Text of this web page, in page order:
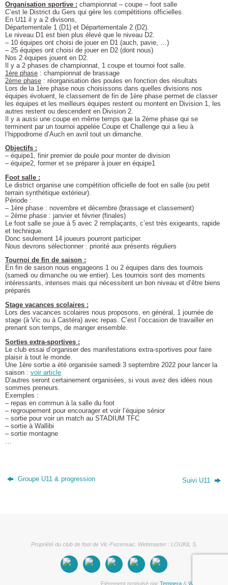
Organisation sportive : championnat – coupe – foot salle
C’est le District du Gers qui gère les compétitions officielles.
En U11 il y a 2 divisons,
Départementale 1 (D1) et Départementale 2 (D2).
Le niveau D1 est bien plus élevé que le niveau D2.
– 10 équipes ont choisi de jouer en D1 (auch, pavie, …)
– 25 équipes ont choisi de jouer en D2 (dont nous)
Nos 2 équipes jouent en D2.
Il y a 2 phases de championnat, 1 coupe et tournoi foot salle.
1ère phase : championnat de brassage
2ème phase : réorganisation des poules en fonction des résultats
Lors de la 1ère phase nous choisissons dans quelles divisions nos
équipes évoluent, le classement de fin de 1ère phase permet de classer
les équipes et les meilleurs équipes restent ou montent en Division 1, les
autres restent ou descendent en Division 2.
Il y a aussi une coupe en même temps que la 2ème phase qui se
terminent par un tournoi appelée Coupe et Challenge qui a lieu à
l’hippodrome d’Auch en avril tout un dimanche.
Objectifs :
– équipe1, finir premier de poule pour monter de division
– équipe2, former et se préparer à jouer en équipe1
Foot salle :
Le district organise une compétition officielle de foot en salle (ou petit
terrain synthétique extérieur).
Période :
– 1ère phase : novembre et décembre (brassage et classement)
– 2ème phase : janvier et février (finales)
Le foot salle se joue à 5 avec 2 remplaçants, c’est très exigeants, rapide
et technique.
Donc seulement 14 joueurs pourront participer.
Nous devrons sélectionner : priorité aux présents réguliers
Tournoi de fin de saison :
En fin de saison nous engageons 1 ou 2 équipes dans des tournois
(samedi ou dimanche ou we entier). Les tournois sont des moments
intéressants, intenses mais qui nécessitent un bon niveau et d’être biens
préparés
Stage vacances scolaires :
Lors des vacances scolaires nous proposons, en général, 1 journée de
stage (à Vic ou à Castéra) avec repas. C’est l’occasion de travailler en
prenant son temps, de manger ensemble.
Sorties extra-sportives :
Le club essai d’organiser des manifestations extra-sportives pour faire
plaisir à tout le monde.
Une 1ère sortie a été organisée samedi 3 septembre 2022 pour lancer la
saison : voir article
D’autres seront certainement organisées, si vous avez des idées nous
sommes preneurs.
Exemples :
– repas en commun à la salle du foot
– regroupement pour encourager et voir l’équipe sénior
– sortie pour voir un match au STADIUM TFC
– sortie à Wallibi
– sortie montagne
Groupe U11 & progression Suivi U11
Propriété du club de foot de Vic-Fezensac. Webmaster : LOUKIL S.
Fièrement propulsé par Tempera & WordPress.